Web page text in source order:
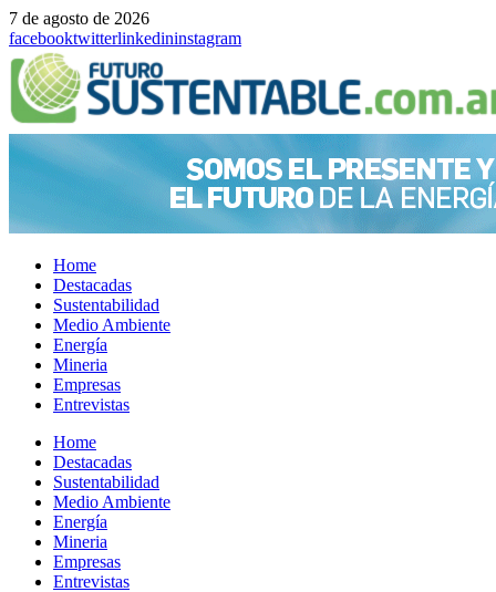
7 de agosto de 2026
facebooktwitterlinkedininstagram
Home
Destacadas
Sustentabilidad
Medio Ambiente
Energía
Mineria
Empresas
Entrevistas
Menu
Home
Destacadas
Sustentabilidad
Medio Ambiente
Energía
Mineria
Empresas
Entrevistas